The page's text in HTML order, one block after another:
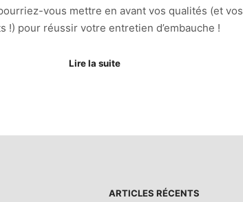
vous mettre en avant vos qualités (et vos
!) pour réussir votre entretien d’embauche !
Lire la suite
ARTICLES RÉCENTS